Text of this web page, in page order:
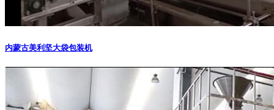
内蒙古美利坚大袋包装机